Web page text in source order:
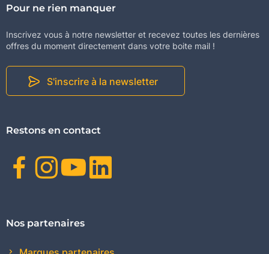
Pour ne rien manquer
Inscrivez vous à notre newsletter et recevez toutes les dernières
offres du moment directement dans votre boite mail !
S'inscrire à la newsletter
Restons en contact
Facebook
Instagram
Youtube
Nos partenaires